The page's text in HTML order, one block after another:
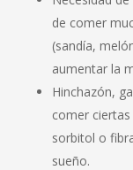
de comer
(sandía,
aumentar la
Hinchazón,
comer
sorbitol o
sueño.